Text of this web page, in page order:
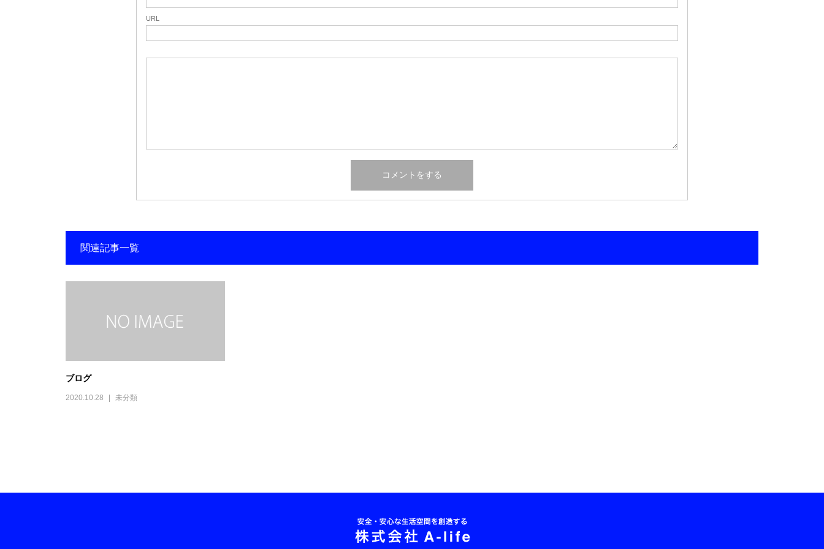
URL
関連記事一覧
ブログ
2020.10.28 未分類